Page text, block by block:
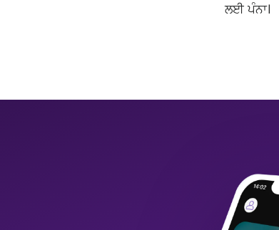
ਲਈ ਪੰਨਾ।